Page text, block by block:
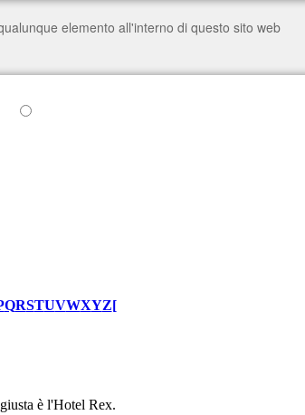
QRSTUVWXYZ[
è l'Hotel Rex.